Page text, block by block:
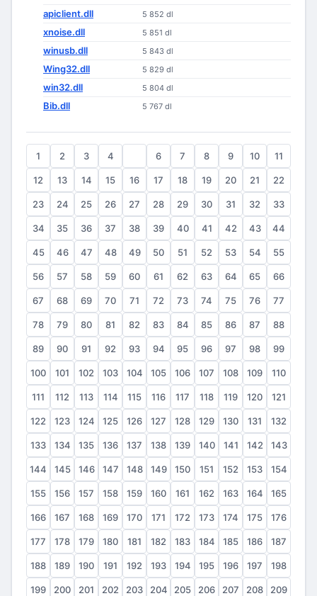
apiclient.dll 5 852 dl
xnoise.dll 5 851 dl
winusb.dll 5 843 dl
Wing32.dll 5 829 dl
win32.dll 5 804 dl
Bib.dll 5 767 dl
1 2 3 4 6 7 8 9 10 11
12 13 14 15 16 17 18 19 20 21 22
23 24 25 26 27 28 29 30 31 32 33
34 35 36 37 38 39 40 41 42 43 44
45 46 47 48 49 50 51 52 53 54 55
56 57 58 59 60 61 62 63 64 65 66
67 68 69 70 71 72 73 74 75 76 77
78 79 80 81 82 83 84 85 86 87 88
89 90 91 92 93 94 95 96 97 98 99
100 101 102 103 104 105 106 107 108 109 110
111 112 113 114 115 116 117 118 119 120 121
122 123 124 125 126 127 128 129 130 131 132
133 134 135 136 137 138 139 140 141 142 143
144 145 146 147 148 149 150 151 152 153 154
155 156 157 158 159 160 161 162 163 164 165
166 167 168 169 170 171 172 173 174 175 176
177 178 179 180 181 182 183 184 185 186 187
188 189 190 191 192 193 194 195 196 197 198
199 200 201 202 203 204 205 206 207 208 209